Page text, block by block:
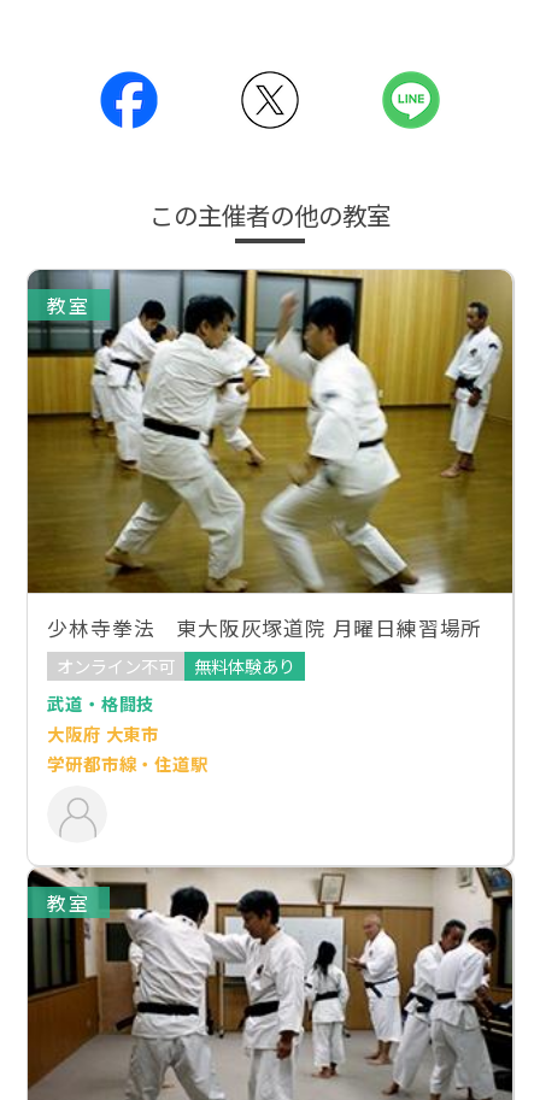
この主催者の他の教室
教室
少林寺拳法 東大阪灰塚道院 月曜日練習場所
オンライン不可
無料体験あり
武道・格闘技
大阪府 大東市
学研都市線・住道駅
教室